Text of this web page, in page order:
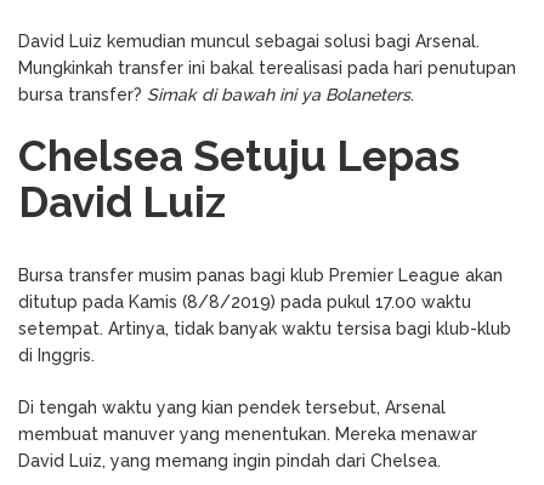
David Luiz kemudian muncul sebagai solusi bagi Arsenal.
Mungkinkah transfer ini bakal terealisasi pada hari penutupan
bursa transfer? Simak di bawah ini ya Bolaneters.
Chelsea Setuju Lepas
David Luiz
Bursa transfer musim panas bagi klub Premier League akan
ditutup pada Kamis (8/8/2019) pada pukul 17.00 waktu
setempat. Artinya, tidak banyak waktu tersisa bagi klub-klub
di Inggris.
Di tengah waktu yang kian pendek tersebut, Arsenal
membuat manuver yang menentukan. Mereka menawar
David Luiz, yang memang ingin pindah dari Chelsea.